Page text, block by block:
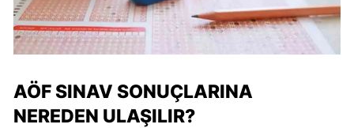
AÖF SINAV SONUÇLARINA
NEREDEN ULAŞILIR?